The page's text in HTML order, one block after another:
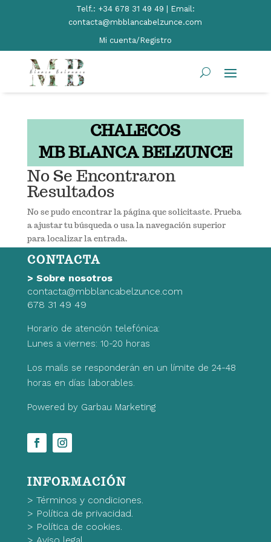
Telf.: +34 678 31 49 49 | Email:
contacta@mbblancabelzunce.com
Mi cuenta/Registro
CHALECOS
MB BLANCA BELZUNCE
No Se Encontraron
Resultados
No se pudo encontrar la página que solicitaste. Prueba
a ajustar tu búsqueda o usa la navegación superior
para localizar la entrada.
CONTACTA
> Sobre nosotros
contacta@mbblancabelzunce.com
678 31 49 49
Horario de atención telefónica:
Lunes a viernes: 10-20 horas
Los mails se responderán en un límite de 24-48
horas en días laborables.
Powered by Garbau Marketing
INFORMACIÓN
> Términos y condiciones.
> Política de privacidad.
> Política de cookies.